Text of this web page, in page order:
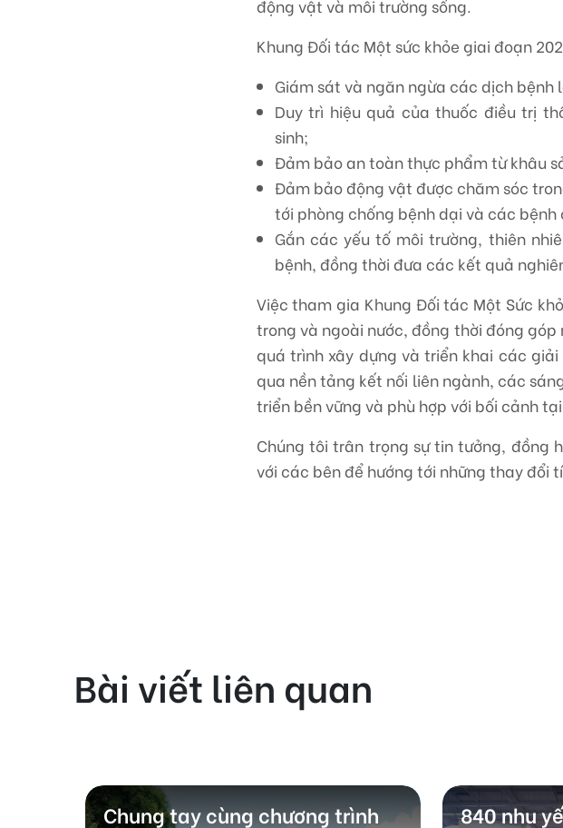
động vật và môi trường sống.
Khung Đối tác Một sức khỏe giai đoạn
Giám sát và ngăn ngừa các dịch
Duy trì hiệu quả của thuốc điều trị
sinh;
Đảm bảo an toàn thực phẩm từ khâu
Đảm bảo động vật được chăm sóc
tới phòng chống bệnh dại và các bệnh
Gắn các yếu tố môi trường, thiên
bệnh, đồng thời đưa các kết quả
Việc tham gia Khung Đối tác Một Sức
trong và ngoài nước, đồng thời đóng
quá trình xây dựng và triển khai các
qua nền tảng kết nối liên ngành, các
triển bền vững và phù hợp với bối cảnh
Chúng tôi trân trọng sự tin tưởng, đồng
với các bên để hướng tới những thay đổi
Bài viết liên quan
Chung tay cùng chương trình
840 nhu